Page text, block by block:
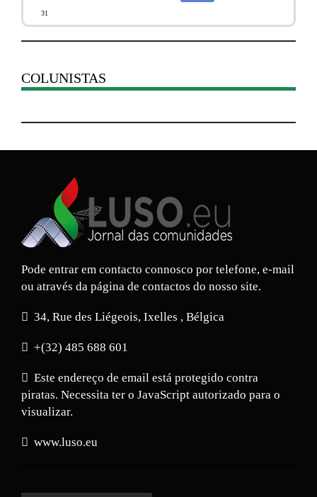
31
COLUNISTAS
Pode entrar em contacto connosco por telefone, e-mail
ou através da página de contactos do nosso site.
34, Rue des Liégeois, Ixelles , Bélgica
+(32) 485 688 601
Este endereço de email está protegido contra
piratas. Necessita ter o JavaScript autorizado para o
visualizar.
www.luso.eu